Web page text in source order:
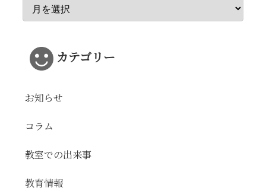
カテゴリー
お知らせ
コラム
教室での出来事
教育情報